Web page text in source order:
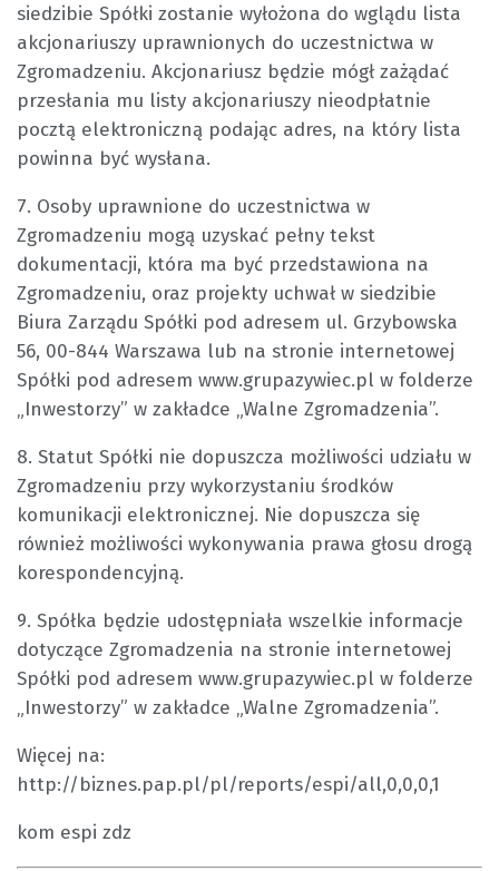
siedzibie Spółki zostanie wyłożona do wglądu lista
akcjonariuszy uprawnionych do uczestnictwa w
Zgromadzeniu. Akcjonariusz będzie mógł zażądać
przesłania mu listy akcjonariuszy nieodpłatnie
pocztą elektroniczną podając adres, na który lista
powinna być wysłana.
7. Osoby uprawnione do uczestnictwa w
Zgromadzeniu mogą uzyskać pełny tekst
dokumentacji, która ma być przedstawiona na
Zgromadzeniu, oraz projekty uchwał w siedzibie
Biura Zarządu Spółki pod adresem ul. Grzybowska
56, 00-844 Warszawa lub na stronie internetowej
Spółki pod adresem www.grupazywiec.pl w folderze
„Inwestorzy” w zakładce „Walne Zgromadzenia”.
8. Statut Spółki nie dopuszcza możliwości udziału w
Zgromadzeniu przy wykorzystaniu środków
komunikacji elektronicznej. Nie dopuszcza się
również możliwości wykonywania prawa głosu drogą
korespondencyjną.
9. Spółka będzie udostępniała wszelkie informacje
dotyczące Zgromadzenia na stronie internetowej
Spółki pod adresem www.grupazywiec.pl w folderze
„Inwestorzy” w zakładce „Walne Zgromadzenia”.
Więcej na:
http://biznes.pap.pl/pl/reports/espi/all,0,0,0,1
kom espi zdz